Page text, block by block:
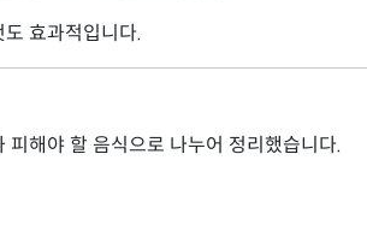
효과적입니다.
해야 할 음식으로 나누어 정리했습니다.